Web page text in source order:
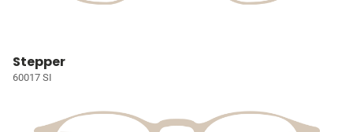
Stepper
60017 SI